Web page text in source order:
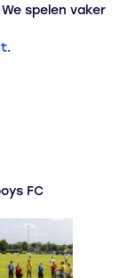
spelen vaker
.